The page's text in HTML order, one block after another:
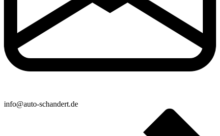
info@auto-schandert.de